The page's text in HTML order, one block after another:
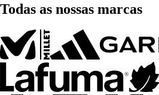
Todas as nossas marcas